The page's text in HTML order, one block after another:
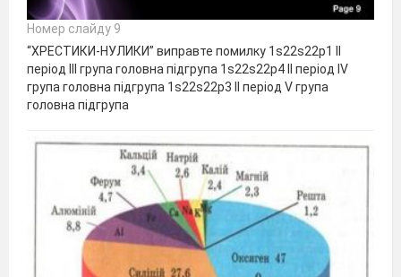
Номер слайду 9
“ХРЕСТИКИ-НУЛИКИ” виправте помилку 1s22s22p1 ІІ
період ІІІ група головна підгрупа 1s22s22p4 ІІ період IV
група головна підгрупа 1s22s22p3 ІІ період V група
головна підгрупа